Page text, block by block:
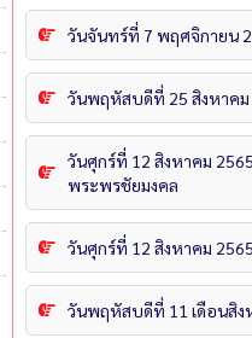
วันจันทร์ที่ 7 พฤศจิกายน
วันพฤหัสบดีที่ 25 สิงหาคม
วันศุกร์ที่ 12 สิงหาคม
พระพรชัยมงคล
วันศุกร์ที่ 12 สิงหาคม
วันพฤหัสบดีที่ 11 เดือนสิง